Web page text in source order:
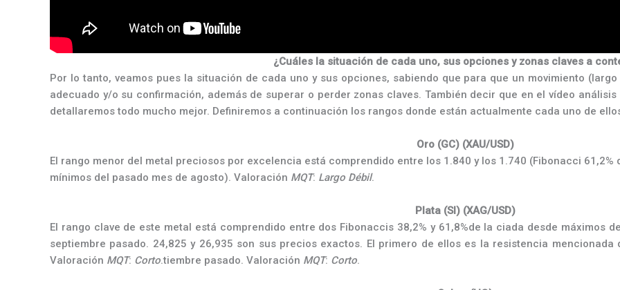
¿Cuáles la situación de cada uno, sus opciones y zonas claves a
Por lo tanto, veamos pues la situación de cada uno y sus opciones, sabiendo que para que un movimiento
adecuado y/o su confirmación, además de superar o perder zonas claves. También decir que en el vídeo
detallaremos todo mucho mejor. Definiremos a continuación los rangos donde están actualmente cada uno de
Oro (GC) (XAU/USD)
El rango menor del metal preciosos por excelencia está comprendido entre los 1.840 y los 1.740 (Fibonacci
mínimos del pasado mes de agosto). Valoración MQT: Largo Débil.
Plata (SI) (XAG/USD)
El rango clave de este metal está comprendido entre dos Fibonaccis 38,2% y 61,8%de la ciada desde máximos
septiembre pasado. 24,825 y 26,935 son sus precios exactos. El primero de ellos es la resistencia
Valoración MQT: Corto.tiembre pasado. Valoración MQT: Corto.